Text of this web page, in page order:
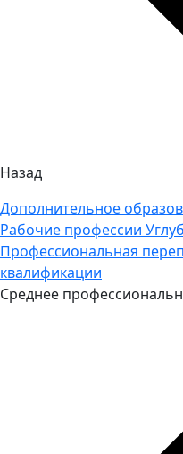
Назад
Дополнительное
Рабочие профессии
Профессиональная
квалификации
Среднее